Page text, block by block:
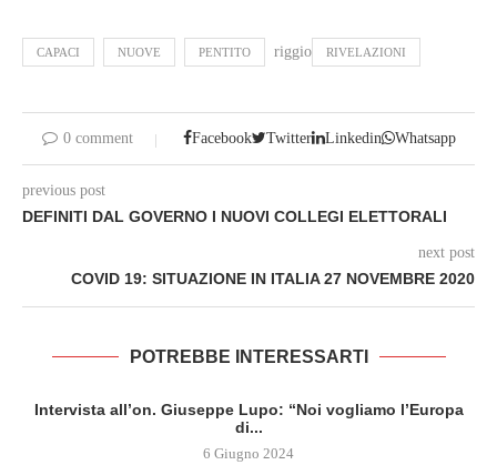
CAPACI NUOVE PENTITO riggio RIVELAZIONI
0 comment Facebook Twitter Linkedin Whatsapp
previous post
DEFINITI DAL GOVERNO I NUOVI COLLEGI ELETTORALI
next post
COVID 19: SITUAZIONE IN ITALIA 27 NOVEMBRE 2020
POTREBBE INTERESSARTI
Intervista all’on. Giuseppe Lupo: “Noi vogliamo l’Europa
di...
6 Giugno 2024